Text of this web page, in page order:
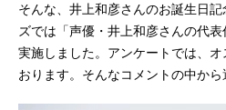
そんな、井上和彦さんのお誕生日
ズでは「声優・井上和彦さんの代
実施しました。アンケートでは、
おります。そんなコメントの中から